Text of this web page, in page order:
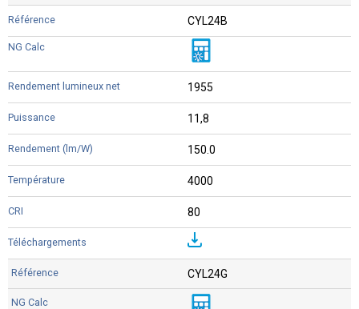
CYL24B
1955
11,8
150.0
4000
80
CYL24G